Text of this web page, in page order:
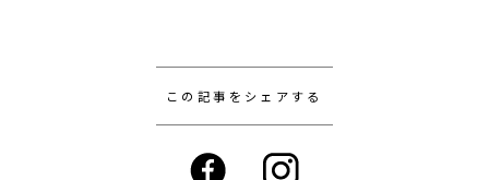
この記事をシェアする